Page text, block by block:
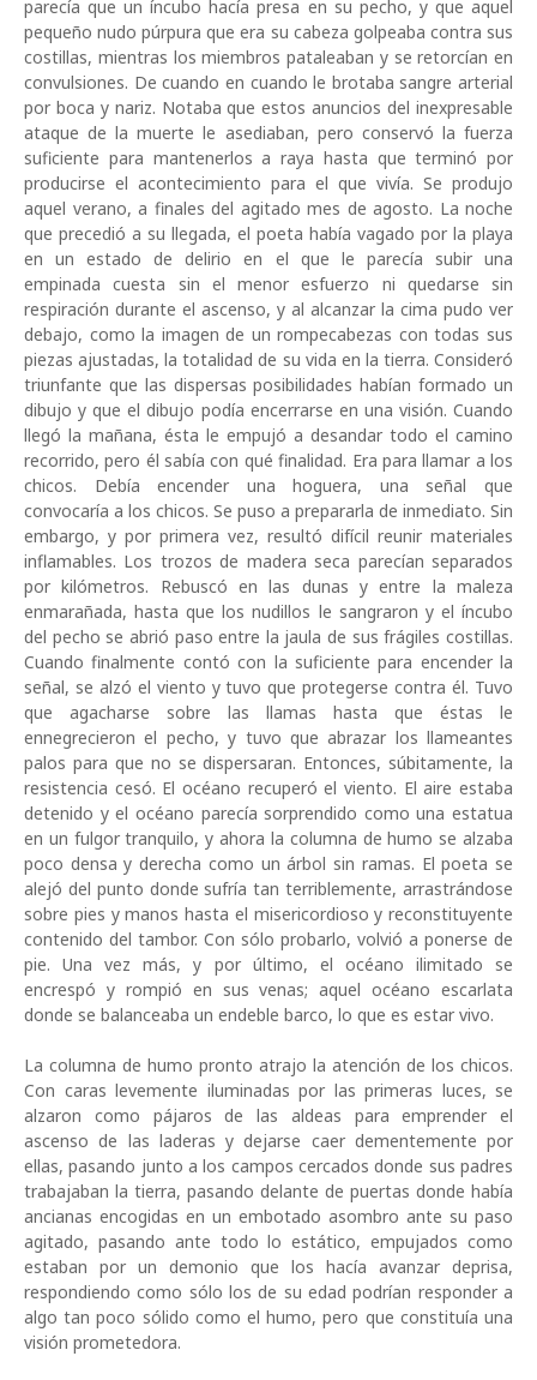
parecía que un íncubo hacía presa en su pecho, y que aquel
pequeño nudo púrpura que era su cabeza golpeaba contra sus
costillas, mientras los miembros pataleaban y se retorcían en
convulsiones. De cuando en cuando le brotaba sangre arterial
por boca y nariz. Notaba que estos anuncios del inexpresable
ataque de la muerte le asediaban, pero conservó la fuerza
suficiente para mantenerlos a raya hasta que terminó por
producirse el acontecimiento para el que vivía. Se produjo
aquel verano, a finales del agitado mes de agosto. La noche
que precedió a su llegada, el poeta había vagado por la playa
en un estado de delirio en el que le parecía subir una
empinada cuesta sin el menor esfuerzo ni quedarse sin
respiración durante el ascenso, y al alcanzar la cima pudo ver
debajo, como la imagen de un rompecabezas con todas sus
piezas ajustadas, la totalidad de su vida en la tierra. Consideró
triunfante que las dispersas posibilidades habían formado un
dibujo y que el dibujo podía encerrarse en una visión. Cuando
llegó la mañana, ésta le empujó a desandar todo el camino
recorrido, pero él sabía con qué finalidad. Era para llamar a los
chicos. Debía encender una hoguera, una señal que
convocaría a los chicos. Se puso a prepararla de inmediato. Sin
embargo, y por primera vez, resultó difícil reunir materiales
inflamables. Los trozos de madera seca parecían separados
por kilómetros. Rebuscó en las dunas y entre la maleza
enmarañada, hasta que los nudillos le sangraron y el íncubo
del pecho se abrió paso entre la jaula de sus frágiles costillas.
Cuando finalmente contó con la suficiente para encender la
señal, se alzó el viento y tuvo que protegerse contra él. Tuvo
que agacharse sobre las llamas hasta que éstas le
ennegrecieron el pecho, y tuvo que abrazar los llameantes
palos para que no se dispersaran. Entonces, súbitamente, la
resistencia cesó. El océano recuperó el viento. El aire estaba
detenido y el océano parecía sorprendido como una estatua
en un fulgor tranquilo, y ahora la columna de humo se alzaba
poco densa y derecha como un árbol sin ramas. El poeta se
alejó del punto donde sufría tan terriblemente, arrastrándose
sobre pies y manos hasta el misericordioso y reconstituyente
contenido del tambor. Con sólo probarlo, volvió a ponerse de
pie. Una vez más, y por último, el océano ilimitado se
encrespó y rompió en sus venas; aquel océano escarlata
donde se balanceaba un endeble barco, lo que es estar vivo.
La columna de humo pronto atrajo la atención de los chicos.
Con caras levemente iluminadas por las primeras luces, se
alzaron como pájaros de las aldeas para emprender el
ascenso de las laderas y dejarse caer dementemente por
ellas, pasando junto a los campos cercados donde sus padres
trabajaban la tierra, pasando delante de puertas donde había
ancianas encogidas en un embotado asombro ante su paso
agitado, pasando ante todo lo estático, empujados como
estaban por un demonio que los hacía avanzar deprisa,
respondiendo como sólo los de su edad podrían responder a
algo tan poco sólido como el humo, pero que constituía una
visión prometedora.